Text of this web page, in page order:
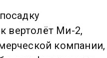
вертолёт Ми-2,
компании,